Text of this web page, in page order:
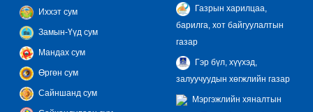
Иххэт сум
Замын-Үүд сум
Мандах сум
Өргөн сум
Сайншанд сум
Газрын харилцаа,
барилга, хот байгуулалтын
газар
Гэр бүл, хүүхэд,
залуучуудын хөгжлийн газар
Мэргэжлийн хяналтын